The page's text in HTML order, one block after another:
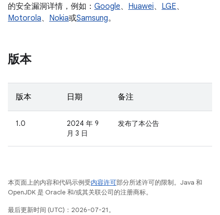
的安全漏洞详情，例如： Google、 Huawei、 LGE、
Motorola、 Nokia或Samsung。
版本
版本 日期 备注
1.0
2024 年 9
月 3 日
发布了本公告
本页面上的内容和代码示例受内容许可部分所述许可的限制。Java 和
OpenJDK 是 Oracle 和/或其关联公司的注册商标。
最后更新时间 (UTC)：2026-07-21。